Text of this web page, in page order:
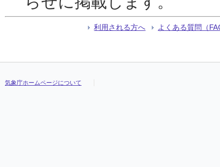
利用される方へ よくある質問（
気象庁ホームページについて